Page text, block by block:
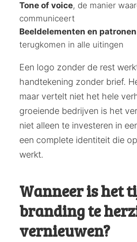
Tone of voice, de manier
communiceert
Beeldelementen en patronen
terugkomen in alle uitingen
Een logo zonder de rest
handtekening zonder brief.
maar vertelt niet het hele
groeiende bedrijven is het
niet alleen te investeren in
een complete identiteit die
werkt.
Wanneer is het
branding te
vernieuwen?